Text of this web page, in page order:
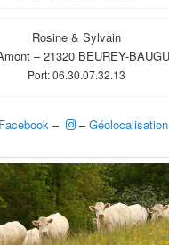
Rosine & Sylvain
– 21320 BEUREY-
Port: 06.30.07.32.13
Facebook – –Géolocalisation